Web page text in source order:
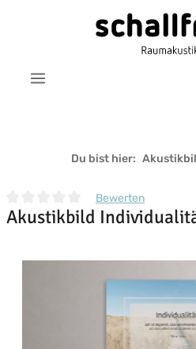
Zum Hauptinhalt springen
Du bist hier:
Durchschnittliche Bewertung von 0
Bewerten
Akustikbild